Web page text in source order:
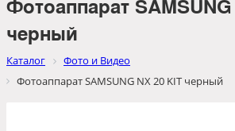
Фотоаппарат
черный
Каталог
Фото и Видео
Фотоаппарат SAMSUNG NX 20 KIT черный